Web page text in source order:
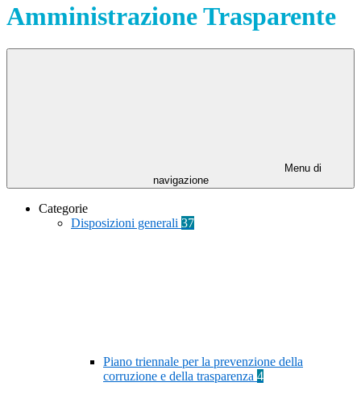
Amministrazione Trasparente
Menu di
navigazione
Categorie
Disposizioni generali 37
Piano triennale per la prevenzione della
corruzione e della trasparenza 4